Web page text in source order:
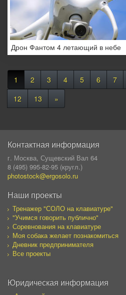
Дрон Фантом 4 летающий в небе
1 2 3 4 5 6 7
12
13 »
Контактная информация
г. Москва, Сущевский Вал 64
8 (495) 995-82-95 (кругл.)
photostock@ergosolo.ru
Наши проекты
Тренажер "СОЛО на клавиатуре"
"Учимся говорить публично"
Соревнования на клавиатуре
Моя собака желает познакомиться
Дневник предпринимателя
Все проекты
Юридическая информация